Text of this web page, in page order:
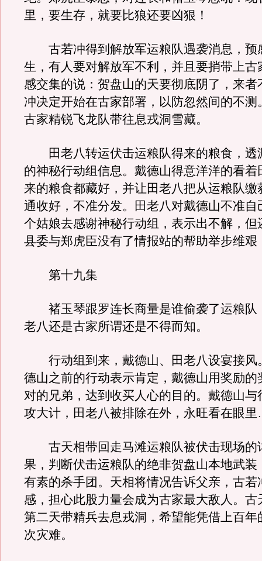
里，要生存，就要比狼还要凶狠！
古若冲得到解放军运粮队遇袭消息，预
生，有人要对解放军不利，并且要捎带上古
感交集的说：贺盘山的天要彻底阴了，来者
冲决定开始在古家部署，以防忽然间的不测
古家精锐飞龙队带往息戎洞雪藏。
田老八转运伏击运粮队得来的粮食，透
的神秘行动组信息。戴德山得意洋洋的看着
来的粮食都藏好，并让田老八把从运粮队缴
通收好，不准分发。田老八对戴德山不准自
个姑娘去感谢神秘行动组，表示出不解，但
县委与郑虎臣没有了情报站的帮助举步维艰
第十九集
褚玉琴跟罗连长商量是谁偷袭了运粮队
老八还是古家所谓还是不得而知。
行动组到来，戴德山、田老八设宴接风
德山之前的行动表示肯定，戴德山用奖励的
对的兄弟，达到收买人心的目的。戴德山与
攻大计，田老八被排除在外，永旺看在眼
古天相带回走马滩运粮队被伏击现场的
果，判断伏击运粮队的绝非贺盘山本地武装
有素的杀手团。天相将情况告诉父亲，古若
感，担心此股力量会成为古家最大敌人。古
第二天带精兵去息戎洞，希望能凭借上百年
次灾难。